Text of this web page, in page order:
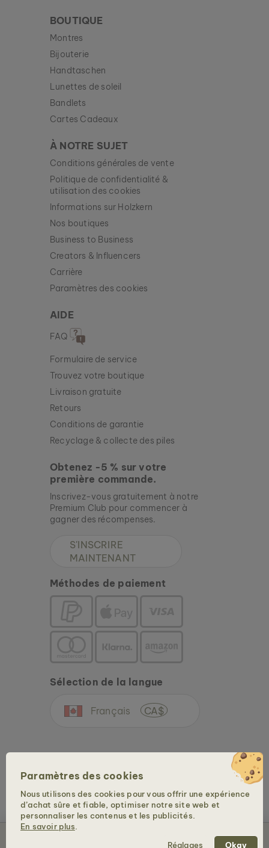
Paramètres des cookies
Nous utilisons des cookies pour vous offrir une expérience
d’achat sûre et fiable, optimiser notre site web et
personnaliser les contenus et les publicités.
En savoir plus
Réglages
Okay
BOUTIQUE
Montres
Bijouterie
Handtaschen
Lunettes de soleil
Bandlets
Cartes Cadeaux
À NOTRE SUJET
Conditions générales de vente
Politique de confidentialité &
utilisation des cookies
Informations sur Holzkern
Nos boutiques
Business to Business
Creators & Influencers
Carrière
Paramètres des cookies
AIDE
FAQ
Formulaire de service
Trouvez votre boutique
Livraison gratuite
Retours
Conditions de garantie
Recyclage & collecte des piles
Obtenez -5 % sur votre
première commande.
Inscrivez-vous gratuitement à notre
Premium Club pour commencer à
gagner des récompenses.
S'INSCRIRE
MAINTENANT
Méthodes de paiement
Sélection de la langue
Français CA$
Copyright © 2026 Holzkern - une marque de la Time for Nature GmbH. Tous droits
réservés.